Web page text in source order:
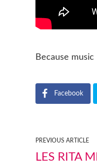
Because
Facebook
PREVIOUS ARTICLE
LES RITA